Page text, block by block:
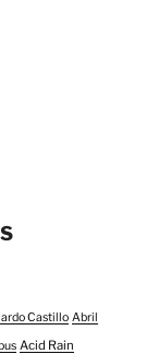
Castillo Abril
Acid Rain